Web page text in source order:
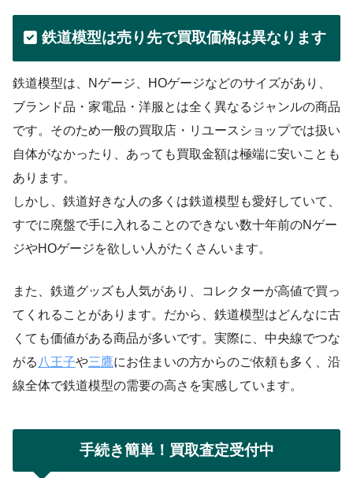
鉄道模型は売り先で買取価格は異なります
鉄道模型は、Nゲージ、HOゲージなどのサイズがあり、
ブランド品・家電品・洋服とは全く異なるジャンルの商品
です。そのため一般の買取店・リユースショップでは扱い
自体がなかったり、あっても買取金額は極端に安いことも
あります。
しかし、鉄道好きな人の多くは鉄道模型も愛好していて、
すでに廃盤で手に入れることのできない数十年前のNゲー
ジやHOゲージを欲しい人がたくさんいます。
また、鉄道グッズも人気があり、コレクターが高値で買っ
てくれることがあります。だから、鉄道模型はどんなに古
くても価値がある商品が多いです。実際に、中央線でつな
がる 八王子や三鷹にお住まいの方からのご依頼も多く、沿
線全体で鉄道模型の需要の高さを実感しています。
手続き簡単！買取査定受付中